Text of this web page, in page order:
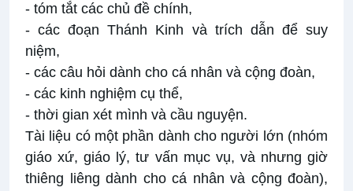
- tóm tắt các chủ đề chính,
- các đoạn Thánh Kinh và trích dẫn để suy
niệm,
- các câu hỏi dành cho cá nhân và cộng đoàn,
- các kinh nghiệm cụ thể,
- thời gian xét mình và cầu nguyện.
Tài liệu có một phần dành cho người lớn (nhóm
giáo xứ, giáo lý, tư vấn mục vụ, và nhưng giờ
thiêng liêng dành cho cá nhân và cộng đoàn),